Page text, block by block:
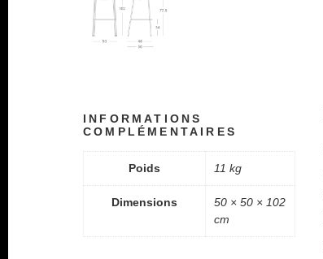
INFORMATIONS
COMPLÉMENTAIRES
Poids 11 kg
Dimensions
50 × 50 × 102
cm